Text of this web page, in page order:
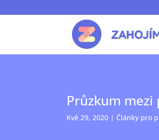
Průzkum
Kvě 29, 2020 | Články pro